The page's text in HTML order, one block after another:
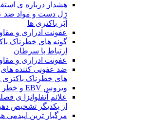
هشدار درباره ی
ژل دست و مواد ضد
اَبَر باکتری ها
عفونت ادراری و
ارتباط با سرطان
عفونت ادراری و
ضد عفونی کننده های
های خطرناک باکتری
ویروس EBV و خطر ابتلا به هفت بیماری
علائم آنفلوانزا ی
از یکدیگر تشخیص
مرگبار ترین اپیدمی